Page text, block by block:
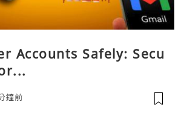
Accounts Safely: Secu
鐘前